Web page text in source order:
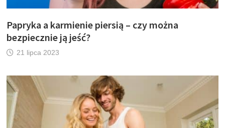
Papryka a karmienie piersią – czy można
bezpiecznie ją jeść?
21 lipca 2023